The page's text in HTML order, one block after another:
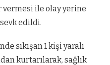
ile olay yerine
edildi.
sıkışan 1 kişi yaralı
kurtarılarak, sağlık